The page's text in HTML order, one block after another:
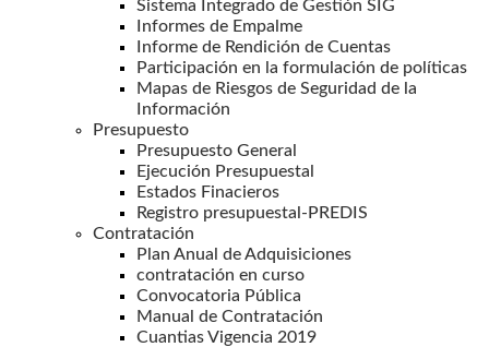
Sistema Integrado de Gestión SIG
Informes de Empalme
Informe de Rendición de Cuentas
Participación en la formulación de políticas
Mapas de Riesgos de Seguridad de la
Información
Presupuesto
Presupuesto General
Ejecución Presupuestal
Estados Finacieros
Registro presupuestal-PREDIS
Contratación
Plan Anual de Adquisiciones
contratación en curso
Convocatoria Pública
Manual de Contratación
Cuantias Vigencia 2019